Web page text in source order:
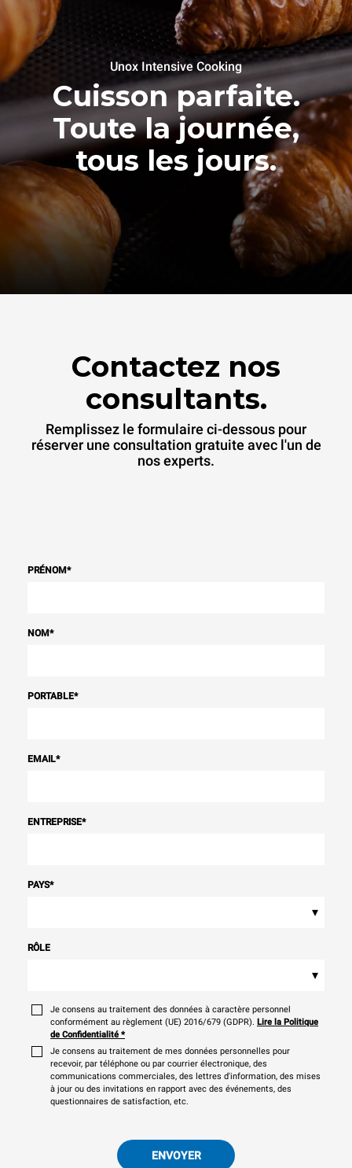
Unox Intensive Cooking
Cuisson parfaite.
Toute la journée,
tous les jours.
Contactez nos
consultants.
Remplissez le formulaire ci-dessous pour
réserver une consultation gratuite avec l'un de
nos experts.
PRÉNOM*
NOM*
PORTABLE*
EMAIL*
ENTREPRISE*
PAYS*
▾
RÔLE
▾
Je consens au traitement des données à caractère personnel
conformément au règlement (UE) 2016/679 (GDPR). Lire la Politique
de Confidentialité *
Je consens au traitement de mes données personnelles pour
recevoir, par téléphone ou par courrier électronique, des
communications commerciales, des lettres d'information, des mises
à jour ou des invitations en rapport avec des événements, des
questionnaires de satisfaction, etc.
ENVOYER